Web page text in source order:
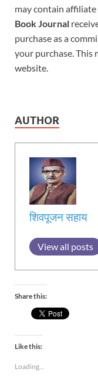
may contain
Book Journal
purchase as a
your purchase. This
website.
AUTHOR
शिवपूजन सहाय
View all posts
Share this:
Like this:
Loading...